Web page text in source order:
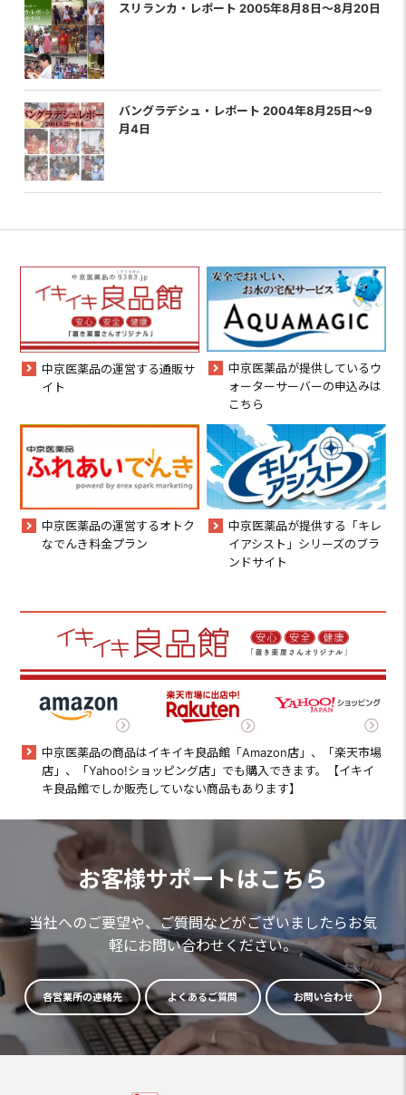
スリランカ・レポート 2005年8月8日〜8月20日
バングラデシュ・レポート 2004年8月25日〜9
月4日
中京医薬品の運営する通販サ
イト
中京医薬品が提供しているウ
ォーターサーバーの申込みは
こちら
中京医薬品の運営するオトク
なでんき料金プラン
中京医薬品が提供する「キレ
イアシスト」シリーズのブラ
ンドサイト
中京医薬品の商品はイキイキ良品館「Amazon店」、「楽天市場
店」、「Yahoo!ショッピング店」でも購入できます。【イキイ
キ良品館でしか販売していない商品もあります】
お客様サポートはこちら
当社へのご要望や、ご質問などがございましたらお気
軽にお問い合わせください。
各営業所の連絡先 よくあるご質問 お問い合わせ